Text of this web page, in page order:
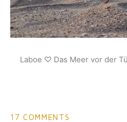
Laboe ♡ Das Meer vor der
17 COMMENTS